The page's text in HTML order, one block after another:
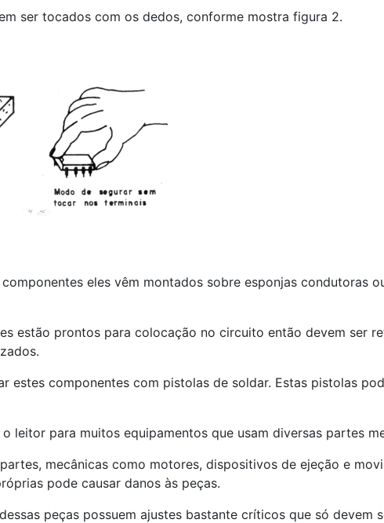
ser tocados com os dedos, conforme mostra figura 2.
eles vêm montados sobre esponjas condutoras
estão prontos para colocação no circuito então devem ser
estes componentes com pistolas de soldar. Estas pistolas
leitor para muitos equipamentos que usam diversas partes
mecânicas como motores, dispositivos de ejeção e
pode causar danos às peças.
peças possuem ajustes bastante críticos que só